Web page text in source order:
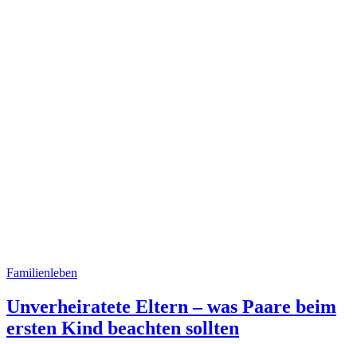
Familienleben
Unverheiratete Eltern – was Paare beim
ersten Kind beachten sollten